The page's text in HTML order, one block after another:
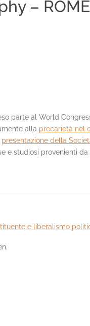
–
parte al World
alla precarietà nel
presentazione della
e studiosi provenienti
e liberalismo